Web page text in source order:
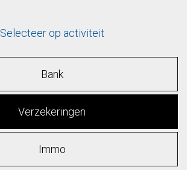
Selecteer op activiteit
Bank
Verzekeringen
Immo